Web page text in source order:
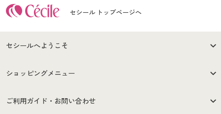
セシール トップページへ
セシールへようこそ
はじめての方へ
セシールご利用規約
ショッピングメニュー
商品カテゴリ
ご利用ガイド・お問い合わせ